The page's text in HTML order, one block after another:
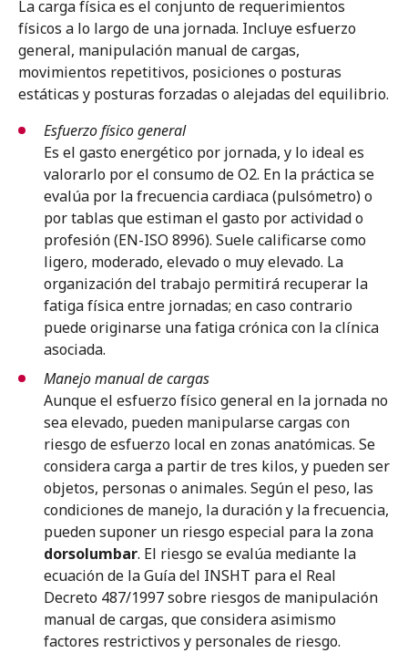
La carga física es el conjunto de requerimientos
físicos a lo largo de una jornada. Incluye esfuerzo
general, manipulación manual de cargas,
movimientos repetitivos, posiciones o posturas
estáticas y posturas forzadas o alejadas del equilibrio.
Esfuerzo físico general
Es el gasto energético por jornada, y lo ideal es
valorarlo por el consumo de O2. En la práctica se
evalúa por la frecuencia cardiaca (pulsómetro) o
por tablas que estiman el gasto por actividad o
profesión (EN-ISO 8996). Suele calificarse como
ligero, moderado, elevado o muy elevado. La
organización del trabajo permitirá recuperar la
fatiga física entre jornadas; en caso contrario
puede originarse una fatiga crónica con la clínica
asociada.
Manejo manual de cargas
Aunque el esfuerzo físico general en la jornada no
sea elevado, pueden manipularse cargas con
riesgo de esfuerzo local en zonas anatómicas. Se
considera carga a partir de tres kilos, y pueden ser
objetos, personas o animales. Según el peso, las
condiciones de manejo, la duración y la frecuencia,
pueden suponer un riesgo especial para la zona
dorsolumbar. El riesgo se evalúa mediante la
ecuación de la Guía del INSHT para el Real
Decreto 487/1997 sobre riesgos de manipulación
manual de cargas, que considera asimismo
factores restrictivos y personales de riesgo.